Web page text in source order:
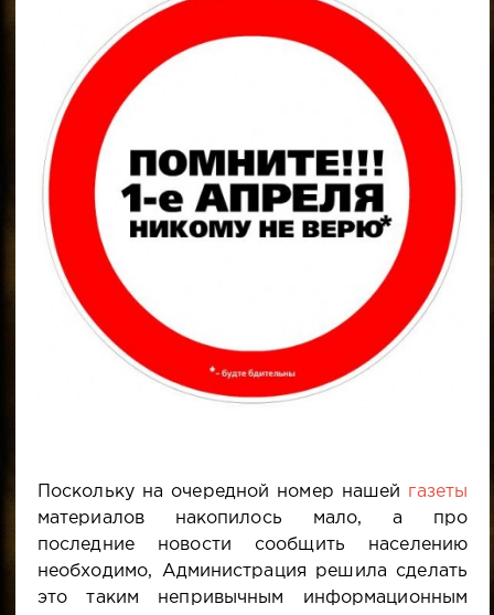
Поскольку на очередной номер нашей газеты
материалов накопилось мало, а про
последние новости сообщить населению
необходимо, Администрация решила сделать
это таким непривычным информационным